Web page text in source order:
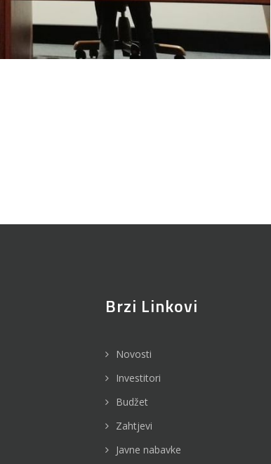
Brzi Linkovi
Novosti
Investitori
Budžet
Zahtjevi
Javne nabavke